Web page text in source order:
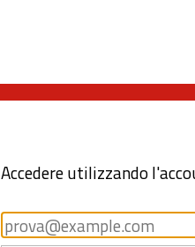
Accedere utilizzando